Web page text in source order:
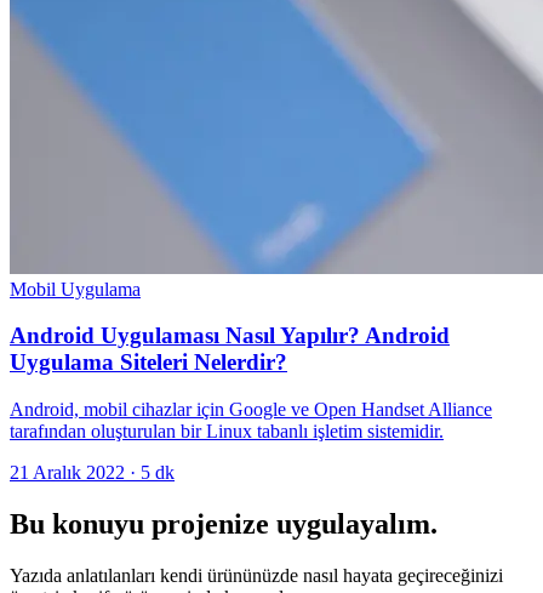
Mobil Uygulama
Android Uygulaması Nasıl Yapılır? Android
Uygulama Siteleri Nelerdir?
Android, mobil cihazlar için Google ve Open Handset Alliance
tarafından oluşturulan bir Linux tabanlı işletim sistemidir.
21 Aralık 2022 · 5 dk
Bu konuyu projenize uygulayalım.
Yazıda anlatılanları kendi ürününüzde nasıl hayata geçireceğinizi